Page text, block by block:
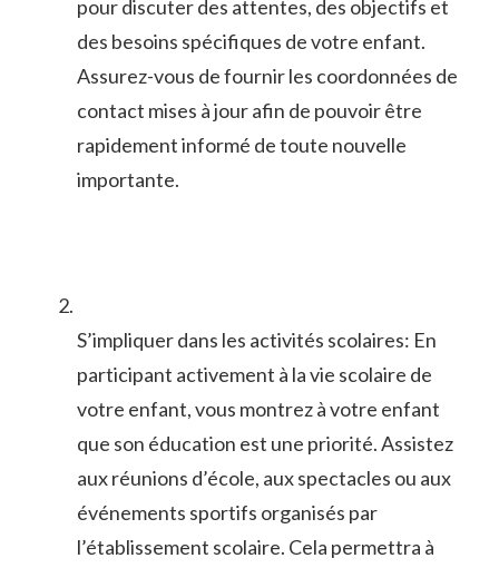
pour discuter des ⁣attentes, des objectifs et
des besoins spécifiques de votre enfant.
Assurez-vous de fournir les coordonnées de
contact mises à jour afin de pouvoir être
rapidement⁢ informé de ​toute nouvelle
importante.
S’impliquer dans les activités scolaires:⁣ En
‍participant activement à la vie scolaire de
votre enfant, vous montrez‍ à votre enfant
que⁢ son éducation ‍est une priorité. Assistez
aux réunions d’école,‍ aux spectacles ou aux
événements sportifs organisés par
l’établissement ‌scolaire. Cela permettra à